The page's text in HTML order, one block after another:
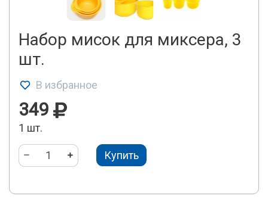
Набор мисок для миксера, 3
шт.
В избранное
349
1 шт.
Купить